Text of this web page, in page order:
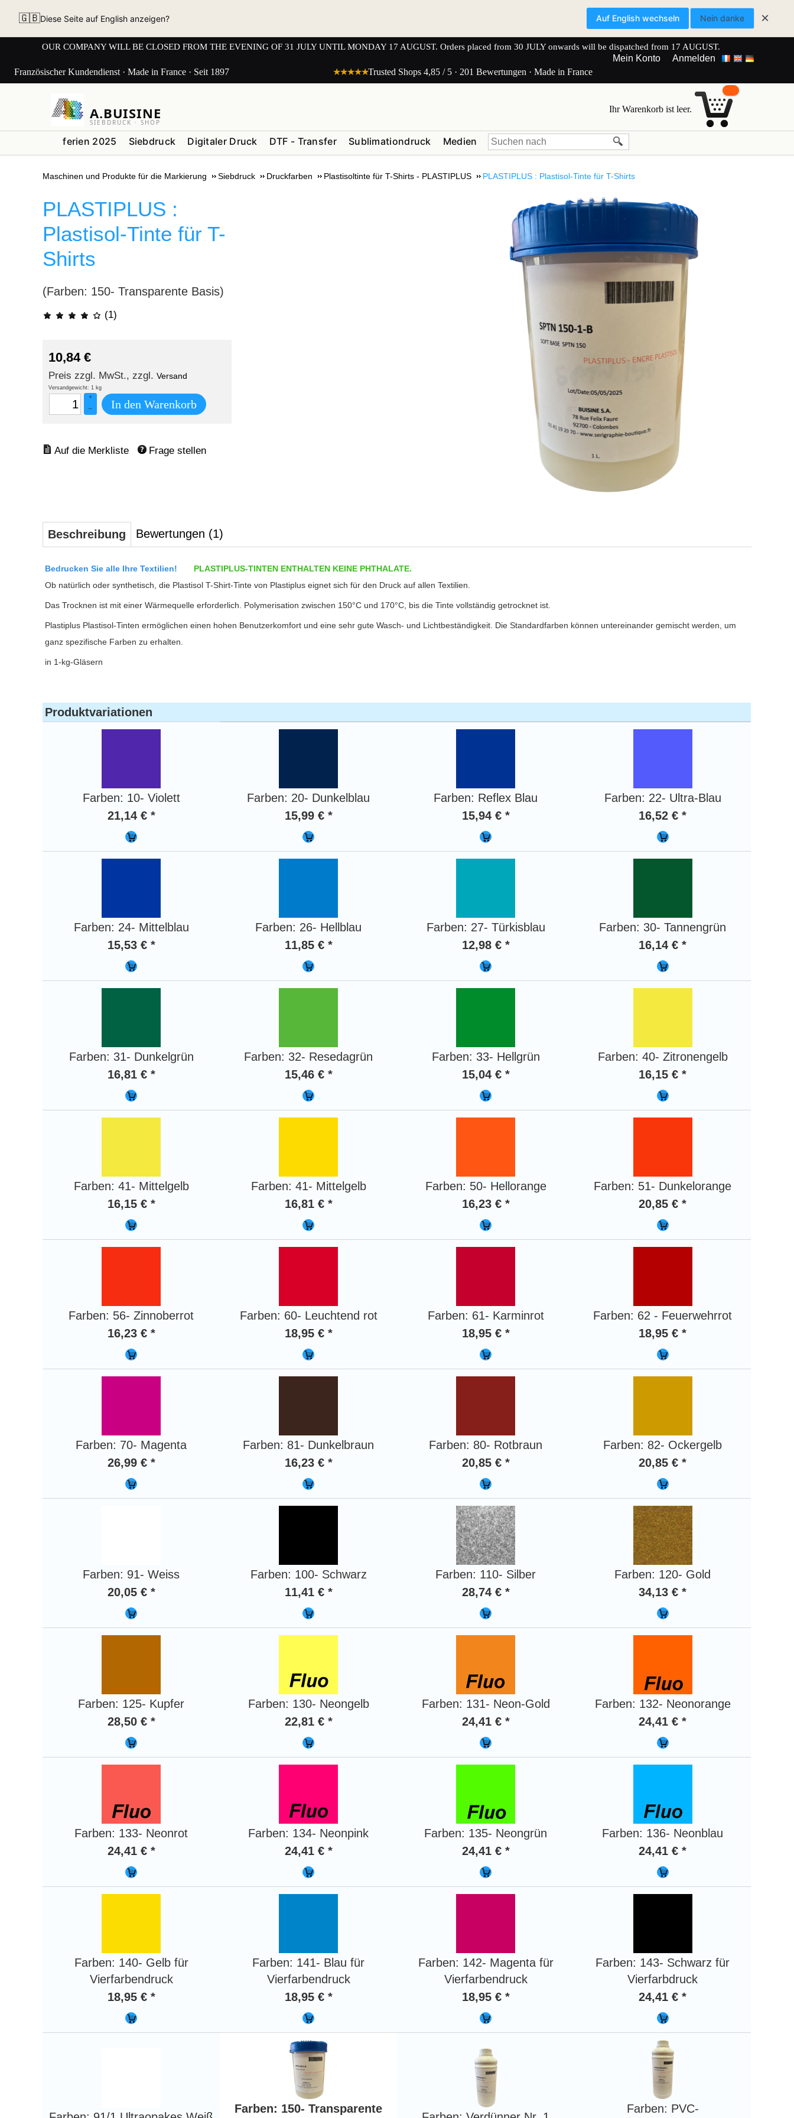
🇬🇧Diese Seite auf English anzeigen? Auf English wechseln Nein danke ×
OUR COMPANY WILL BE CLOSED FROM THE EVENING OF 31 JULY UNTIL MONDAY 17 AUGUST. Orders placed from 30 JULY onwards will be dispatched from 17 AUGUST.
Mein Konto
Anmelden
Französischer Kundendienst · Made in France · Seit 1897
★★★★★Trusted Shops 4,85 / 5 · 201 Bewertungen · Made in France
A.BUISINE
SIEBDRUCK · SHOP
Ihr Warenkorb ist leer.
ferien 2025 Siebdruck Digitaler Druck DTF - Transfer Sublimationdruck Medien
Maschinen und Produkte für die Markierung Siebdruck Druckfarben Plastisoltinte für T-Shirts - PLASTIPLUS PLASTIPLUS : Plastisol-Tinte für T-Shirts
PLASTIPLUS :
Plastisol-Tinte für T-
Shirts
(Farben: 150- Transparente Basis)
(1)
10,84 €
Preis zzgl. MwSt., zzgl.Versand
Versandgewicht: 1 kg
+
–
In den Warenkorb
Frage stellen
Beschreibung Bewertungen (1)
Bedrucken Sie alle Ihre Textilien!
PLASTIPLUS-TINTEN ENTHALTEN KEINE PHTHALATE.
Ob natürlich oder synthetisch, die Plastisol T-Shirt-Tinte von Plastiplus eignet sich für den Druck auf allen Textilien.
Das Trocknen ist mit einer Wärmequelle erforderlich. Polymerisation zwischen 150°C und 170°C, bis die Tinte vollständig getrocknet ist.
Plastiplus Plastisol-Tinten ermöglichen einen hohen Benutzerkomfort und eine sehr gute Wasch- und Lichtbeständigkeit. Die Standardfarben können untereinander gemischt werden, um
ganz spezifische Farben zu erhalten.
in 1-kg-Gläsern
Produktvariationen
Farben: 10- Violett
21,14 € *
Farben: 20- Dunkelblau
15,99 € *
Farben: Reflex Blau
15,94 € *
Farben: 22- Ultra-Blau
16,52 € *
Farben: 24- Mittelblau
15,53 € *
Farben: 26- Hellblau
11,85 € *
Farben: 27- Türkisblau
12,98 € *
Farben: 30- Tannengrün
16,14 € *
Farben: 31- Dunkelgrün
16,81 € *
Farben: 32- Resedagrün
15,46 € *
Farben: 33- Hellgrün
15,04 € *
Farben: 40- Zitronengelb
16,15 € *
Farben: 41- Mittelgelb
16,15 € *
Farben: 41- Mittelgelb
16,81 € *
Farben: 50- Hellorange
16,23 € *
Farben: 51- Dunkelorange
20,85 € *
Farben: 56- Zinnoberrot
16,23 € *
Farben: 60- Leuchtend rot
18,95 € *
Farben: 61- Karminrot
18,95 € *
Farben: 62 - Feuerwehrrot
18,95 € *
Farben: 70- Magenta
26,99 € *
Farben: 81- Dunkelbraun
16,23 € *
Farben: 80- Rotbraun
20,85 € *
Farben: 82- Ockergelb
20,85 € *
Farben: 91- Weiss
20,05 € *
Farben: 100- Schwarz
11,41 € *
Farben: 110- Silber
28,74 € *
Farben: 120- Gold
34,13 € *
Farben: 125- Kupfer
28,50 € *
Farben: 130- Neongelb
22,81 € *
Farben: 131- Neon-Gold
24,41 € *
Farben: 132- Neonorange
24,41 € *
Farben: 133- Neonrot
24,41 € *
Farben: 134- Neonpink
24,41 € *
Farben: 135- Neongrün
24,41 € *
Farben: 136- Neonblau
24,41 € *
Farben: 140- Gelb für
Vierfarbendruck
18,95 € *
Farben: 141- Blau für
Vierfarbendruck
18,95 € *
Farben: 142- Magenta für
Vierfarbendruck
18,95 € *
Farben: 143- Schwarz für
Vierfarbdruck
24,41 € *
Farben: 150- Transparente Farben: PVC-